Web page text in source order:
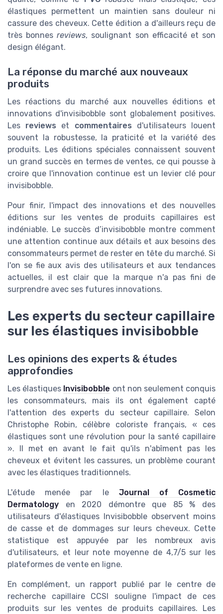
élastiques permettent un maintien sans douleur ni
cassure des cheveux. Cette édition a d'ailleurs reçu de
très bonnesreviews, soulignant son efficacité et son
design élégant.
La réponse du marché aux nouveaux
produits
Les réactions du marché aux nouvelles éditions et
innovations d'invisibobble sont globalement positives.
Les reviews et commentaires d'utilisateurs louent
souvent la robustesse, la praticité et la variété des
produits. Les éditions spéciales connaissent souvent
un grand succès en termes de ventes, ce qui pousse à
croire que l'innovation continue est un levier clé pour
invisibobble.
Pour finir, l'impact des innovations et des nouvelles
éditions sur les ventes de produits capillaires est
indéniable. Le succès d’invisibobble montre comment
une attention continue aux détails et aux besoins des
consommateurs permet de rester en tête du marché. Si
l'on se fie aux avis des utilisateurs et aux tendances
actuelles, il est clair que la marque n'a pas fini de
surprendre avec ses futures innovations.
Les experts du secteur capillaire
sur les élastiques invisibobble
Les opinions des experts & études
approfondies
Les élastiques Invisibobble ont non seulement conquis
les consommateurs, mais ils ont également capté
l'attention des experts du secteur capillaire. Selon
Christophe Robin, célèbre coloriste français, « ces
élastiques sont une révolution pour la santé capillaire
». Il met en avant le fait qu'ils n'abîment pas les
cheveux et évitent les cassures, un problème courant
avec les élastiques traditionnels.
L'étude menée par le Journal of Cosmetic
Dermatology en 2020 démontre que 85 % des
utilisateurs d'élastiques Invisibobble observent moins
de casse et de dommages sur leurs cheveux. Cette
statistique est appuyée par les nombreux avis
d'utilisateurs, et leur note moyenne de 4,7/5 sur les
plateformes de vente en ligne.
En complément, un rapport publié par le centre de
recherche capillaire CCSI souligne l'impact de ces
produits sur les ventes de produits capillaires. Les